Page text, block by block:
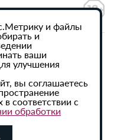
данных
активная
и файлы
и
ваши
улучшения
вы соглашаетесь
соответствии с
обработки